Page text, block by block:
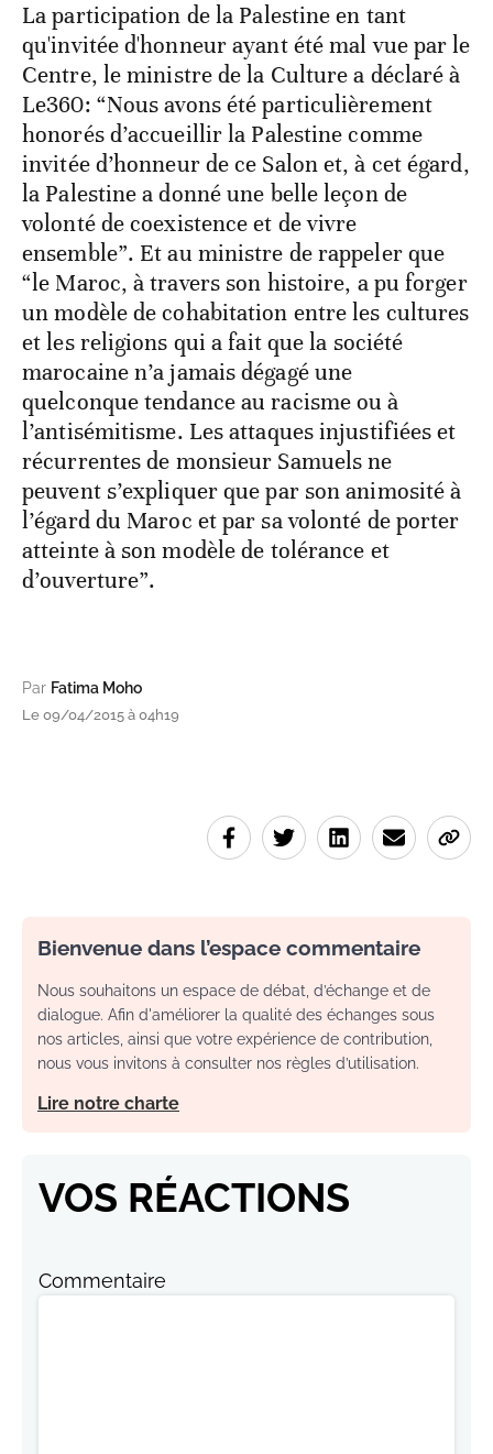
La participation de la Palestine en tant
qu'invitée d'honneur ayant été mal vue par le
Centre, le ministre de la Culture a déclaré à
Le360: “Nous avons été particulièrement
honorés d’accueillir la Palestine comme
invitée d’honneur de ce Salon et, à cet égard,
la Palestine a donné une belle leçon de
volonté de coexistence et de vivre
ensemble”. Et au ministre de rappeler que
“le Maroc, à travers son histoire, a pu forger
un modèle de cohabitation entre les cultures
et les religions qui a fait que la société
marocaine n’a jamais dégagé une
quelconque tendance au racisme ou à
l’antisémitisme. Les attaques injustifiées et
récurrentes de monsieur Samuels ne
peuvent s’expliquer que par son animosité à
l’égard du Maroc et par sa volonté de porter
atteinte à son modèle de tolérance et
d’ouverture”.
Par Fatima Moho
Le 09/04/2015 à 04h19
Bienvenue dans l’espace commentaire
Nous souhaitons un espace de débat, d’échange et de
dialogue. Afin d'améliorer la qualité des échanges sous
nos articles, ainsi que votre expérience de contribution,
nous vous invitons à consulter nos règles d’utilisation.
Lire notre charte
VOS RÉACTIONS
Commentaire